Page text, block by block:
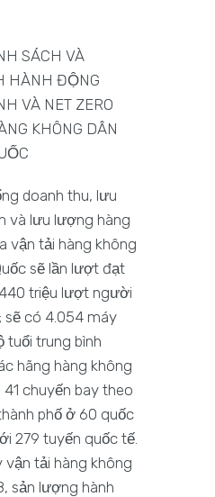
SÁCH VÀ
HÀNH ĐỘNG
VÀ NET ZERO
KHÔNG DÂN
doanh thu, lưu
và lưu lượng hàng
vận tải hàng không
sẽ lần lượt đạt
triệu lượt người
sẽ có 4.054 máy
tuổi trung bình
hãng hàng không
41 chuyến bay theo
phố ở 60 quốc
279 tuyến quốc tế.
vận tải hàng không
sản lượng hành